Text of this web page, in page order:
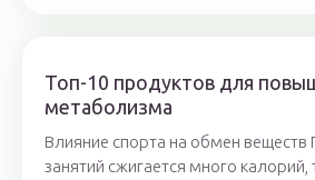
Топ-10 продуктов для
метаболизма
Влияние спорта на обмен веществ
занятий сжигается много